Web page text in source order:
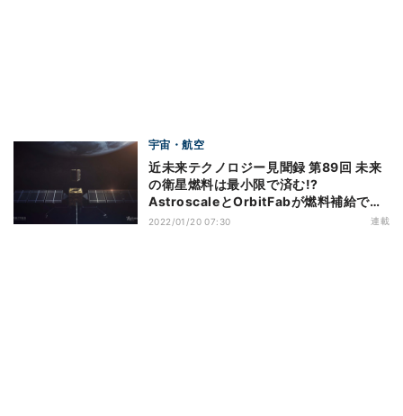
宇宙・航空
近未来テクノロジー見聞録 第89回 未来
の衛星燃料は最小限で済む!?
AstroscaleとOrbitFabが燃料補給で連
携！
2022/01/20 07:30 連載